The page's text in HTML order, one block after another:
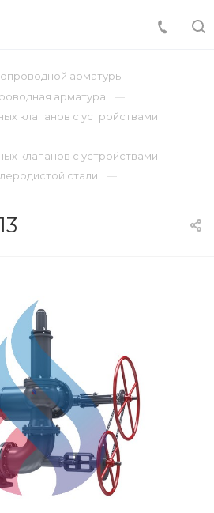
арматуры
арматура
клапанов с устройствами
клапанов с устройствами
стали